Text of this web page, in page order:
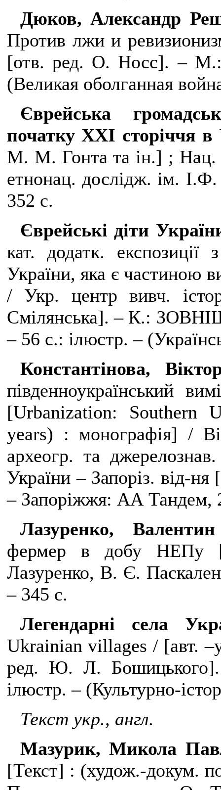
Дюков, Александр
Против лжи и
[отв. ред. О. Носс]. –
(Великая оболганная
Єврейська
початку ХХІ сторіччя в
М. М. Гонта та ін.] ; Нац.
етнонац. дослідж. ім.
352 с.
Єврейські діти
кат. додатк. експозиції
України, яка є частиною
/ Укр. центр вивч.
Смілянська]. – К.:
– 56 с.: ілюстр. –
Константінова,
південноукраїнський
[Urbanization: Southern
years) : монографія] /
археогр. та
України – Запоріз. від-
– Запоріжжя: АА Тандем,
Лазуренко,
фермер в добу НЕПу
Лазуренко, В. Є.
– 345 с.
Легендарні села
Ukrainian villages / [авт.
ред. Ю. Л.
ілюстр. – (Культурно-
Текст укр., англ.
Мазурик, Микола
[Текст] : (худож.-докум.